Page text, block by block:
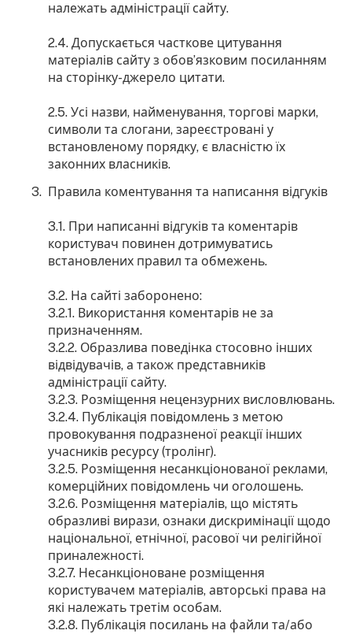
належать адміністрації сайту.
2.4. Допускається часткове цитування
матеріалів сайту з обов’язковим посиланням
на сторінку-джерело цитати.
2.5. Усі назви, найменування, торгові марки,
символи та слогани, зареєстровані у
встановленому порядку, є власністю їх
законних власників.
Правила коментування та написання відгуків
3.1. При написанні відгуків та коментарів
користувач повинен дотримуватись
встановлених правил та обмежень.
3.2. На сайті заборонено:
3.2.1. Використання коментарів не за
призначенням.
3.2.2. Образлива поведінка стосовно інших
відвідувачів, а також представників
адміністрації сайту.
3.2.3. Розміщення нецензурних висловлювань.
3.2.4. Публікація повідомлень з метою
провокування подразненої реакції інших
учасників ресурсу (тролінг).
3.2.5. Розміщення несанкціонованої реклами,
комерційних повідомлень чи оголошень.
3.2.6. Розміщення матеріалів, що містять
образливі вирази, ознаки дискримінації щодо
національної, етнічної, расової чи релігійної
приналежності.
3.2.7. Несанкціоноване розміщення
користувачем матеріалів, авторські права на
які належать третім особам.
3.2.8. Публікація посилань на файли та/або